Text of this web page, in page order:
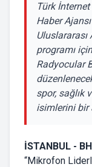
Türk
Haber
Uluslararası
programı
Radyocular
spor, sağlık
isimlerini bir
İSTANBUL -
“Mikrofon